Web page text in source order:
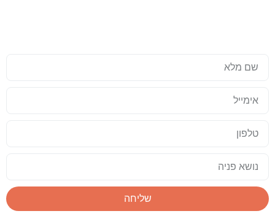
שליחה